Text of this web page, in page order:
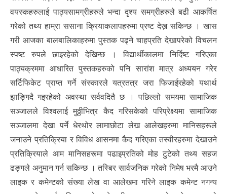
वयस्कहरुलाई पाठ्यसामग्रीहरुले भन्दा दृश्य समग्रीहरुले बढी आकर्षित
गरेको तथ्य हाम्रा ससाना क्रियाकलापहरुमा प्रष्ट देख्न सकिन्छ । खास
गरी आजका बालबालिकाहरुमा पुस्तक पढ्ने चाहप्रति देखापरेको विचलन
स्पष्ट रुपले छाइरहेको देखिन्छ । विद्यार्थीकालमा निर्दिष्ट गरिएका
पाठ्यक्रममा आधारित पुस्तकहरुको पनि सारांश मात्र अध्ययन गरेर
सर्टिफिकेट प्राप्त गर्ने संस्कारले यत्रतत्र जरा फिजाईरहेको यथार्थ
झाङ्गिदै गइरहेको अवस्था सर्ववदितै छ । पछिल्लो समयमा सामाजिक
सञ्जालले विश्वलाई मुठ्ठीभित्र कैद गरिसकेको परिप्रेक्ष्यमा सामाजिक
सञ्जालमा देखा पर्ने धेरथोर लामाछोटा लेख आलेखहरुमा मानिसहरूले
जनाउने प्रतिक्रिया र विविध आसनमा कैद गरिएका तस्वीरहरुमा देखाउने
प्रतिक्रियाले आम मानिसहरूमा पढाइप्रतिको मोह टुटेको तथ्य सहज
ढङ्गले अनुमान गर्न सकिन्छ । तस्बिर सार्वजनिक गरेको निमेष भरमै आउने
लाइक र कमेन्टको संख्या लेख वा आलेखमा गरिने लाइक कमेन्ट नगन्य